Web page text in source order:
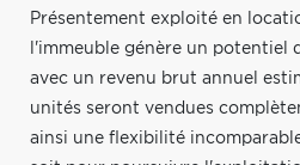
Présentement exploité en
l'immeuble génère un potentiel
avec un revenu brut annuel
unités seront vendues
ainsi une flexibilité